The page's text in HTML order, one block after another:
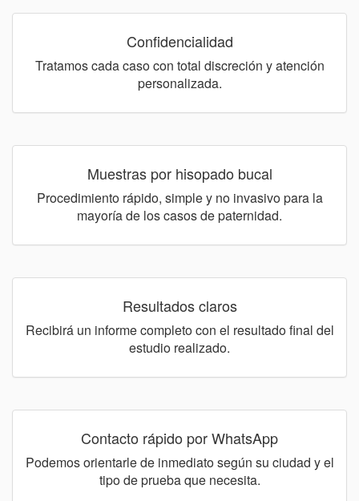
Confidencialidad
Tratamos cada caso con total discreción y atención
personalizada.
Muestras por hisopado bucal
Procedimiento rápido, simple y no invasivo para la
mayoría de los casos de paternidad.
Resultados claros
Recibirá un informe completo con el resultado final del
estudio realizado.
Contacto rápido por WhatsApp
Podemos orientarle de inmediato según su ciudad y el
tipo de prueba que necesita.